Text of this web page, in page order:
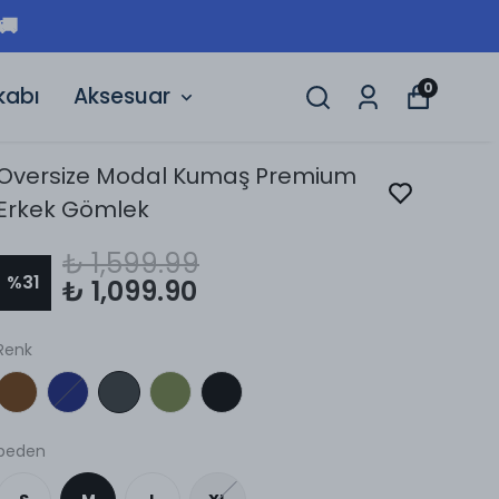
ÜZERI ÜCRETSIZ KARGO 🚚
Aksesuar 0
Modal Kumaş Premium
Gömlek
%31
₺ 1,599.99
₺ 1,099.90